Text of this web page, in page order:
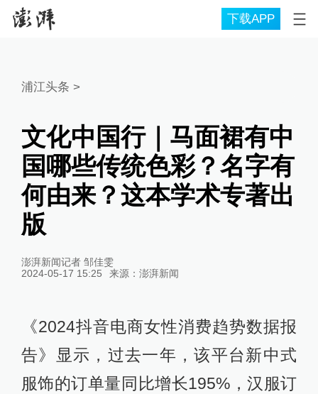
下载APP
浦江头条 >
文化中国行｜马面裙有中
国哪些传统色彩？名字有
何由来？这本学术专著出
版
澎湃新闻记者 邹佳雯
2024-05-17 15:25
来源： 澎湃新闻
《2024抖音电商女性消费趋势数据报
告》显示，过去一年，该平台新中式
服饰的订单量同比增长195%，汉服订